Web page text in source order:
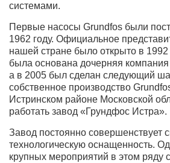
системами.
Первые насосы Grundfos были
1962 году. Официальное
нашей стране было открыто в 1992
была основана дочерняя
а в 2005 был сделан следующий
собственное производство
Истринском районе Московской
работать завод «Грундфос Истра».
Завод постоянно совершенствует
технологическую оснащенность.
крупных мероприятий в этом ряду